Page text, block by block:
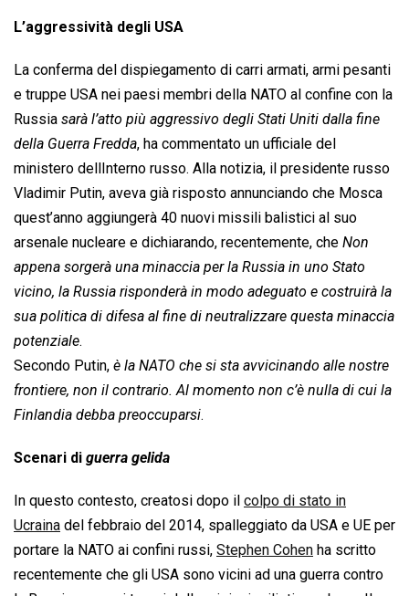
L’aggressività degli USA
La conferma del dispiegamento di carri armati, armi pesanti
e truppe USA nei paesi membri della NATO al confine con la
Russia  sarà l’atto più aggressivo degli Stati Uniti dalla fine
della Guerra Fredda, ha commentato un ufficiale del
ministero dellInterno russo. Alla notizia, il presidente russo
Vladimir Putin, aveva già risposto annunciando che Mosca
quest’anno aggiungerà 40 nuovi missili balistici al suo
arsenale nucleare e dichiarando, recentemente, che  Non
appena sorgerà una minaccia per la Russia in uno Stato
vicino, la Russia risponderà in modo adeguato e costruirà la
sua politica di difesa al fine di neutralizzare questa minaccia
potenziale.
Secondo Putin,  è la NATO che si sta avvicinando alle nostre
frontiere, non il contrario. Al momento non c’è nulla di cui la
Finlandia debba preoccuparsi.
Scenari di  guerra gelida
In questo contesto, creatosi dopo il colpo di stato in
Ucraina del febbraio del 2014, spalleggiato da USA e UE per
portare la NATO ai confini russi, Stephen Cohen ha scritto
recentemente che gli USA sono vicini ad una guerra contro